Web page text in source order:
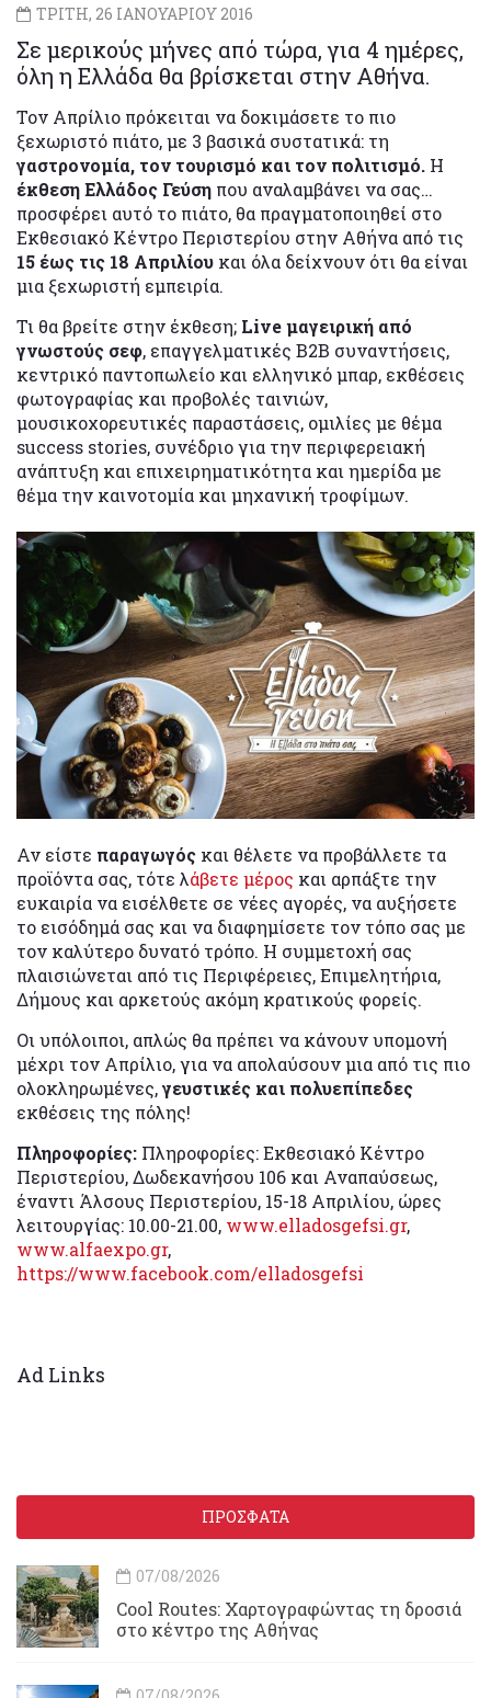
ΤΡΙΤΗ, 26 ΙΑΝΟΥΑΡΙΟΥ 2016
Σε μερικούς μήνες από τώρα, για 4 ημέρες,
όλη η Ελλάδα θα βρίσκεται στην Αθήνα.
Τον Απρίλιο πρόκειται να δοκιμάσετε το πιο
ξεχωριστό πιάτο, με 3 βασικά συστατικά: τη
γαστρονομία, τον τουρισμό και τον πολιτισμό. Η
έκθεση Ελλάδος Γεύση που αναλαμβάνει να σας…
προσφέρει αυτό το πιάτο, θα πραγματοποιηθεί στο
Εκθεσιακό Κέντρο Περιστερίου στην Αθήνα από τις
15 έως τις 18 Απριλίου και όλα δείχνουν ότι θα είναι
μια ξεχωριστή εμπειρία.
Τι θα βρείτε στην έκθεση; Live μαγειρική από
γνωστούς σεφ, επαγγελματικές B2B συναντήσεις,
κεντρικό παντοπωλείο και ελληνικό μπαρ, εκθέσεις
φωτογραφίας και προβολές ταινιών,
μουσικοχορευτικές παραστάσεις, ομιλίες με θέμα
success stories, συνέδριο για την περιφερειακή
ανάπτυξη και επιχειρηματικότητα και ημερίδα με
θέμα την καινοτομία και μηχανική τροφίμων.
Αν είστε παραγωγός και θέλετε να προβάλλετε τα
προϊόντα σας, τότε λάβετε μέρος και αρπάξτε την
ευκαιρία να εισέλθετε σε νέες αγορές, να αυξήσετε
το εισόδημά σας και να διαφημίσετε τον τόπο σας με
τον καλύτερο δυνατό τρόπο. Η συμμετοχή σας
πλαισιώνεται από τις Περιφέρειες, Επιμελητήρια,
Δήμους και αρκετούς ακόμη κρατικούς φορείς.
Οι υπόλοιποι, απλώς θα πρέπει να κάνουν υπομονή
μέχρι τον Απρίλιο, για να απολαύσουν μια από τις πιο
ολοκληρωμένες,γευστικές και πολυεπίπεδες
εκθέσεις της πόλης!
Πληροφορίες: Πληροφορίες: Εκθεσιακό Κέντρο
Περιστερίου, Δωδεκανήσου 106 και Αναπαύσεως,
έναντι Άλσους Περιστερίου, 15-18 Απριλίου, ώρες
λειτουργίας: 10.00-21.00, www.elladosgefsi.gr,
www.alfaexpo.gr,
https://www.facebook.com/elladosgefsi
Ad Links
ΠΡΟΣΦΑΤΑ
07/08/2026
Cool Routes: Χαρτογραφώντας τη δροσιά
στο κέντρο της Αθήνας